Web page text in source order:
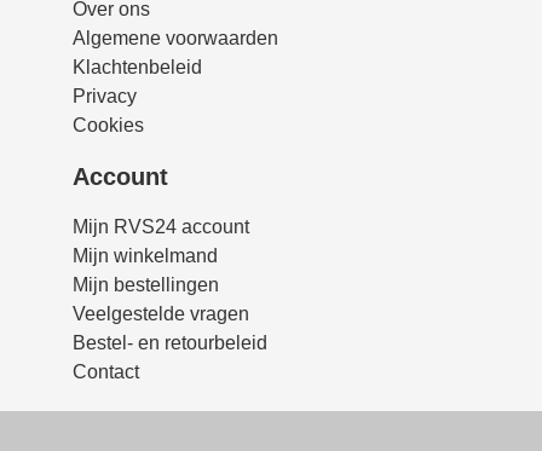
Over ons
Algemene voorwaarden
Klachtenbeleid
Privacy
Cookies
Account
Mijn RVS24 account
Mijn winkelmand
Mijn bestellingen
Veelgestelde vragen
Bestel- en retourbeleid
Contact